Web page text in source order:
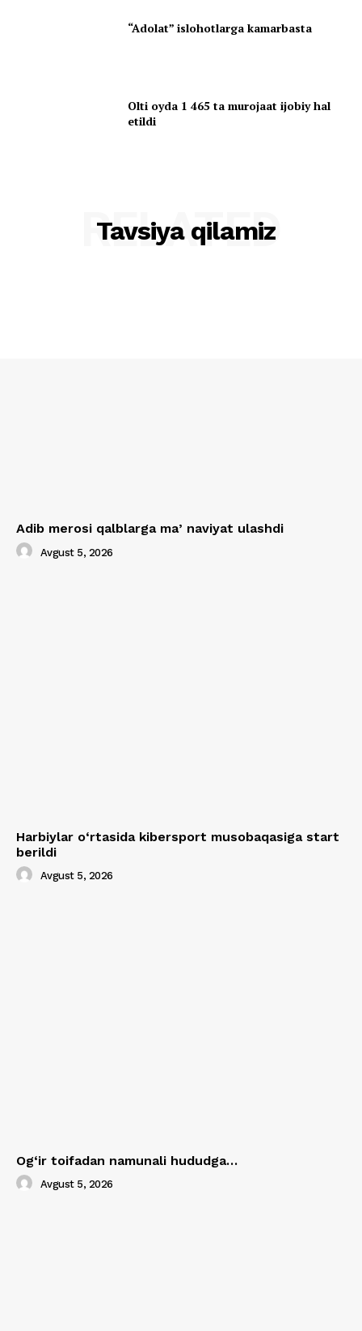
“Adolat” islohotlarga kamarbasta
Olti oyda 1 465 ta murojaat ijobiy hal
etildi
Tavsiya qilamiz
RELATED
Adib merosi qalblarga maʼnaviyat ulashdi
Avgust 5, 2026
Harbiylar o‘rtasida kibersport musobaqasiga start
berildi
Avgust 5, 2026
Og‘ir toifadan namunali hududga…
Avgust 5, 2026